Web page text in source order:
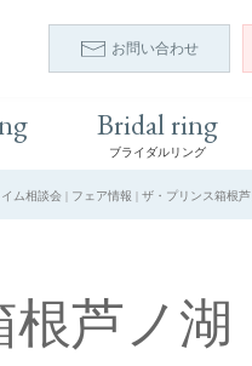
お問い合わせ
Bridal ring
ブライダルリング
ム相談会 | フェア情報 | ザ・プリンス箱根
芦ノ湖